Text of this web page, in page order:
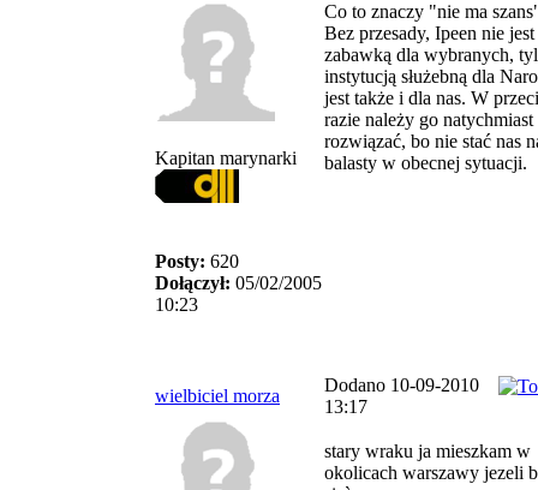
Kapitan marynarki
Posty: 620
Dołączył: 05/02/2005
10:23
Co to znaczy "nie ma
Bez przesady, Ipeen nie jest
zabawką dla wybranych,
instytucją służebną dla
jest także i dla nas. W
razie należy go natychmiast
rozwiązać, bo nie stać nas
balasty w obecnej sytuacji.
wielbiciel morza
Dodano 10-09-2010
13:17
stary wraku ja mieszkam w
okolicach warszawy jezeli